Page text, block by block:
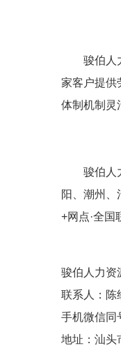
骏伯人
家客户提供
体制机制灵
骏伯人
阳、潮州、
+网点·全国
骏伯人力资
联系人：陈
手机微信同
地址：汕头